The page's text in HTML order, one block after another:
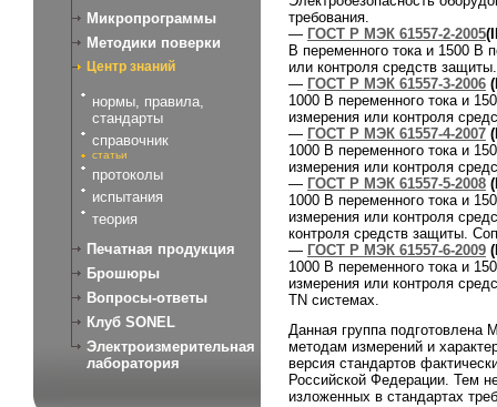
Микропрограммы
Методики поверки
Центр знаний
нормы, правила,
стандарты
справочник
статьи
протоколы
испытания
теория
Печатная продукция
Брошюры
Вопросы-ответы
Клуб SONEL
Электроизмерительная
лаборатория
требования.
— ГОСТ Р МЭК 61557-2-2005
В переменного тока и 1500 В
или контроля средств
— ГОСТ Р МЭК 61557-3-2006
1000 В переменного тока и
измерения или контроля
— ГОСТ Р МЭК 61557-4-2007
1000 В переменного тока и
измерения или контроля
— ГОСТ Р МЭК 61557-5-2008
1000 В переменного тока и
измерения или контроля
контроля средств защиты.
— ГОСТ Р МЭК 61557-6-2009
1000 В переменного тока и
измерения или контроля
TN системах.
Данная группа подготовлена
методам измерений и
версия стандартов
Российской Федерации. Тем
изложенных в стандартах